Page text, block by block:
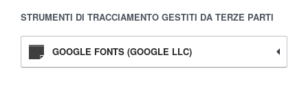
STRUMENTI DI TRACCIAMENTO GESTITI DA TERZE PARTI
GOOGLE FONTS (GOOGLE LLC)